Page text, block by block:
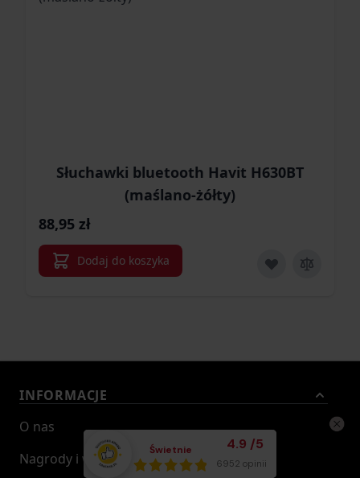
Słuchawki bluetooth Havit H630BT
(maślano-żółty)
88,95 zł
Dodaj do koszyka
Świetnie Średnia ocena
4.9 /5
Łącznie opinii:
6952 opinii
INFORMACJE
O nas
Nagrody i wyróżnienia